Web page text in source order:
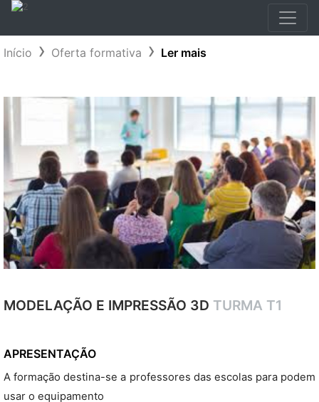
Início Oferta formativa Ler mais
MODELAÇÃO E IMPRESSÃO 3D TURMA T1
APRESENTAÇÃO
A formação destina-se a professores das escolas para podem
usar o equipamento